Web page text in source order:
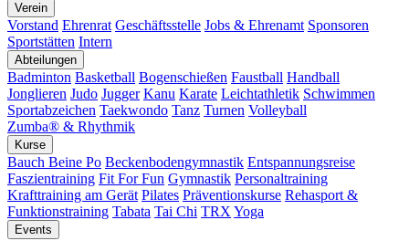
Verein
Vorstand Ehrenrat Geschäftsstelle Jobs & Ehrenamt Sponsoren
Sportstätten Intern
Abteilungen
Badminton Basketball Bogenschießen Faustball Handball
Jonglieren Judo Jugger Kanu Karate Leichtathletik Schwimmen
Sportabzeichen Taekwondo Tanz Turnen Volleyball
Zumba® & Rhythmik
Kurse
Bauch Beine Po Beckenbodengymnastik Entspannungsreise
Faszientraining Fit For Fun Gymnastik Personaltraining
Krafttraining am Gerät Pilates Präventionskurse Rehasport &
Funktionstraining Tabata Tai Chi TRX Yoga
Events